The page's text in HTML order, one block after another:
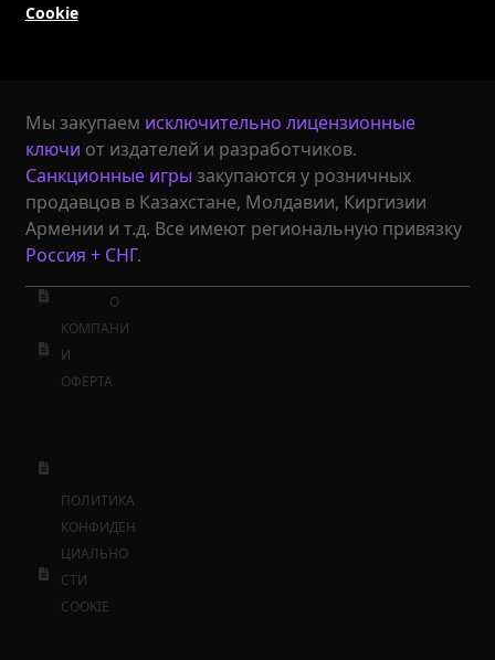
Cookie
Мы закупаем исключительно лицензионные
ключи от издателей и разработчиков.
Санкционные игры закупаются у розничных
продавцов в Казахстане, Молдавии, Киргизии
Армении и т.д. Все имеют региональную привязку
Россия + СНГ.
О
КОМПАНИ
И
ОФЕРТА
ПОЛИТИКА
КОНФИДЕН
ЦИАЛЬНО
СТИ
COOKIE